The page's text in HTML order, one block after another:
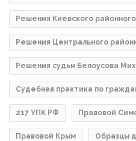
Решения Киевского
Решения Центрального
Решения судьи Белоусова
Судебная практика по
217 УПК РФ Правовой
Правовой Крым Образцы